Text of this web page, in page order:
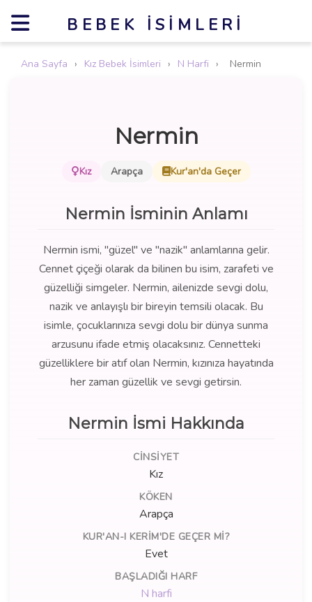
BEBEK İSIMLERI
Ana Sayfa › Kız Bebek İsimleri › N Harfi › Nermin
Nermin
Kız Arapça Kur'an'da Geçer
Nermin İsminin Anlamı
Nermin ismi, "güzel" ve "nazik" anlamlarına gelir.
Cennet çiçeği olarak da bilinen bu isim, zarafeti ve
güzelliği simgeler. Nermin, ailenizde sevgi dolu,
nazik ve anlayışlı bir bireyin temsili olacak. Bu
isimle, çocuklarınıza sevgi dolu bir dünya sunma
arzusunu ifade etmiş olacaksınız. Cennetteki
güzelliklere bir atıf olan Nermin, kızınıza hayatında
her zaman güzellik ve sevgi getirsin.
Nermin İsmi Hakkında
CINSIYET
Kız
KÖKEN
Arapça
KUR'AN-I KERIM'DE GEÇER MI?
Evet
BAŞLADIĞI HARF
N harfi